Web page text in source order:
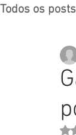
Todos os posts